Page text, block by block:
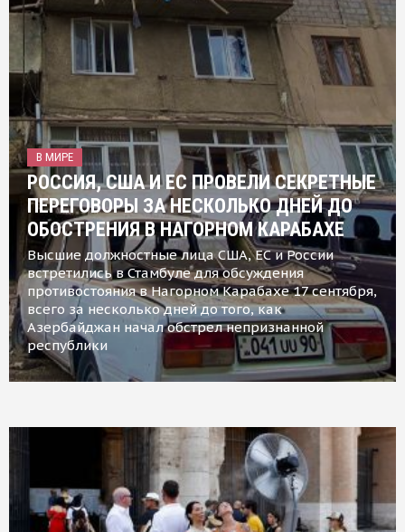
В МИРЕ
РОССИЯ, США И ЕС ПРОВЕЛИ СЕКРЕТНЫЕ
ПЕРЕГОВОРЫ ЗА НЕСКОЛЬКО ДНЕЙ ДО
ОБОСТРЕНИЯ В НАГОРНОМ КАРАБАХЕ
Высшие должностные лица США, ЕС и России
встретились в Стамбуле для обсуждения
противостояния в Нагорном Карабахе 17 сентября,
всего за несколько дней до того, как
Азербайджан начал обстрел непризнанной
республики